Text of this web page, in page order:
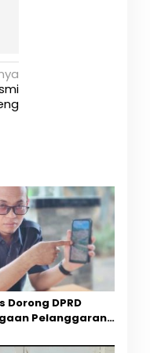
Dorong DPRD
Pelanggaran